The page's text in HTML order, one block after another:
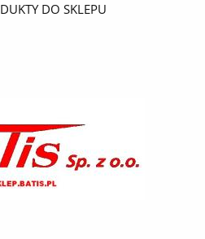
DO SKLEPU